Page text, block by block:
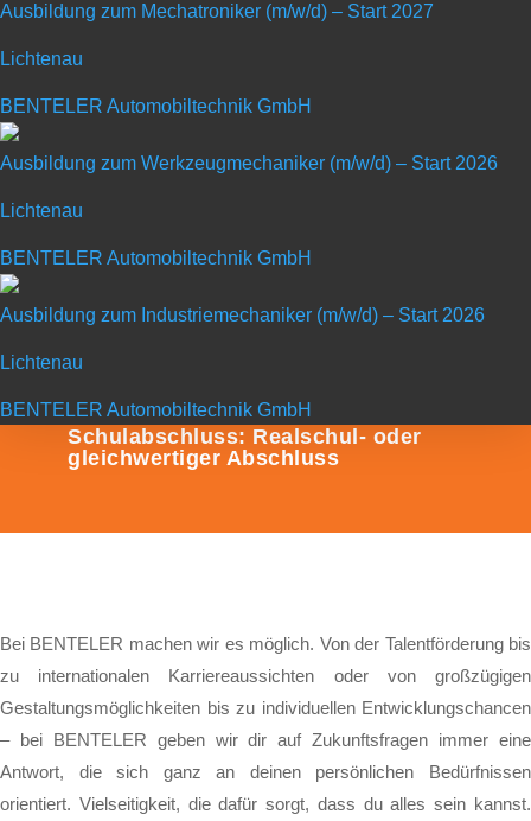
Ausbildung zum Mechatroniker (m/w/d) – Start 2027
Lichtenau
BENTELER Automobiltechnik GmbH
Ausbildung zum Werkzeugmechaniker (m/w/d) – Start 2026
Lichtenau
BENTELER Automobiltechnik GmbH
Ausbildung zum Industriemechaniker (m/w/d) – Start 2026
Lichtenau
BENTELER Automobiltechnik GmbH
Ausbildung zum Mechatroniker
(m/w/d) – Start 2026
Ausbildungsberuf: Mechatroniker (m/w/d)
Schulabschluss: Realschul- oder
gleichwertiger Abschluss
Bei BENTELER machen wir es möglich. Von der Talentförderung bis
zu internationalen Karriereaussichten oder von großzügigen
Gestaltungsmöglichkeiten bis zu individuellen Entwicklungschancen
– bei BENTELER geben wir dir auf Zukunftsfragen immer eine
Antwort, die sich ganz an deinen persönlichen Bedürfnissen
orientiert. Vielseitigkeit, die dafür sorgt, dass du alles sein kannst.